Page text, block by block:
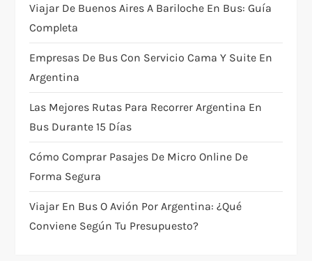
a
t
i
o
n
Viajar De Buenos Aires A Bariloche En Bus: Guía
Completa
Empresas De Bus Con Servicio Cama Y Suite En
Argentina
Las Mejores Rutas Para Recorrer Argentina En
Bus Durante 15 Días
Cómo Comprar Pasajes De Micro Online De
Forma Segura
Viajar En Bus O Avión Por Argentina: ¿qué
Conviene Según Tu Presupuesto?